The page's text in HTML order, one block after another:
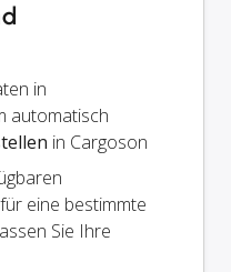
in
automatisch
in Cargoson
für eine bestimmte
Sie Ihre